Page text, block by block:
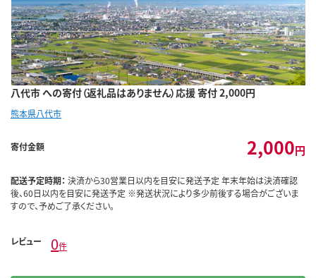
八代市 への寄付（返礼品はありません）応援 寄付 2,000円
熊本県八代市
寄付金額 2,000円
配送予定時期： 決済から30営業日以内を目安に発送予定 年末年始は決済確認
後、60日以内を目安に発送予定 ※発送状況により多少前後する場合がございま
すので、予めご了承ください。
レビュー 0件